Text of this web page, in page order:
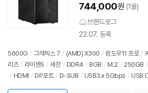
744,000원 (1몰)
브랜드로그
22.07. 등록
5600G / 그래픽스 7 / (AMD) X300 / 윈도우11 프로 /
리즈 / 라이젠5 / 세잔 / DDR4 / 8GB / M.2 / 250GB /
/ HDMI / DP포트 / D-SUB / USB3.x 5Gbps / USB